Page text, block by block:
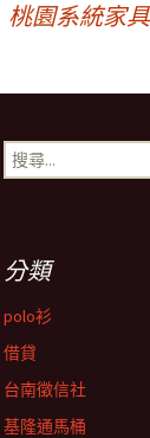
桃園系統家
搜
尋
分類
polo衫
借貸
台南徵信社
基隆通馬桶